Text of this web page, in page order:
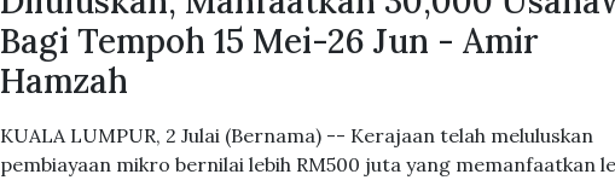
Bagi Tempoh 15 Mei-26 Jun - Amir
Hamzah
KUALA LUMPUR, 2 Julai (Bernama) -- Kerajaan telah meluluskan
pembiayaan mikro bernilai lebih RM500 juta yang memanfaatkan